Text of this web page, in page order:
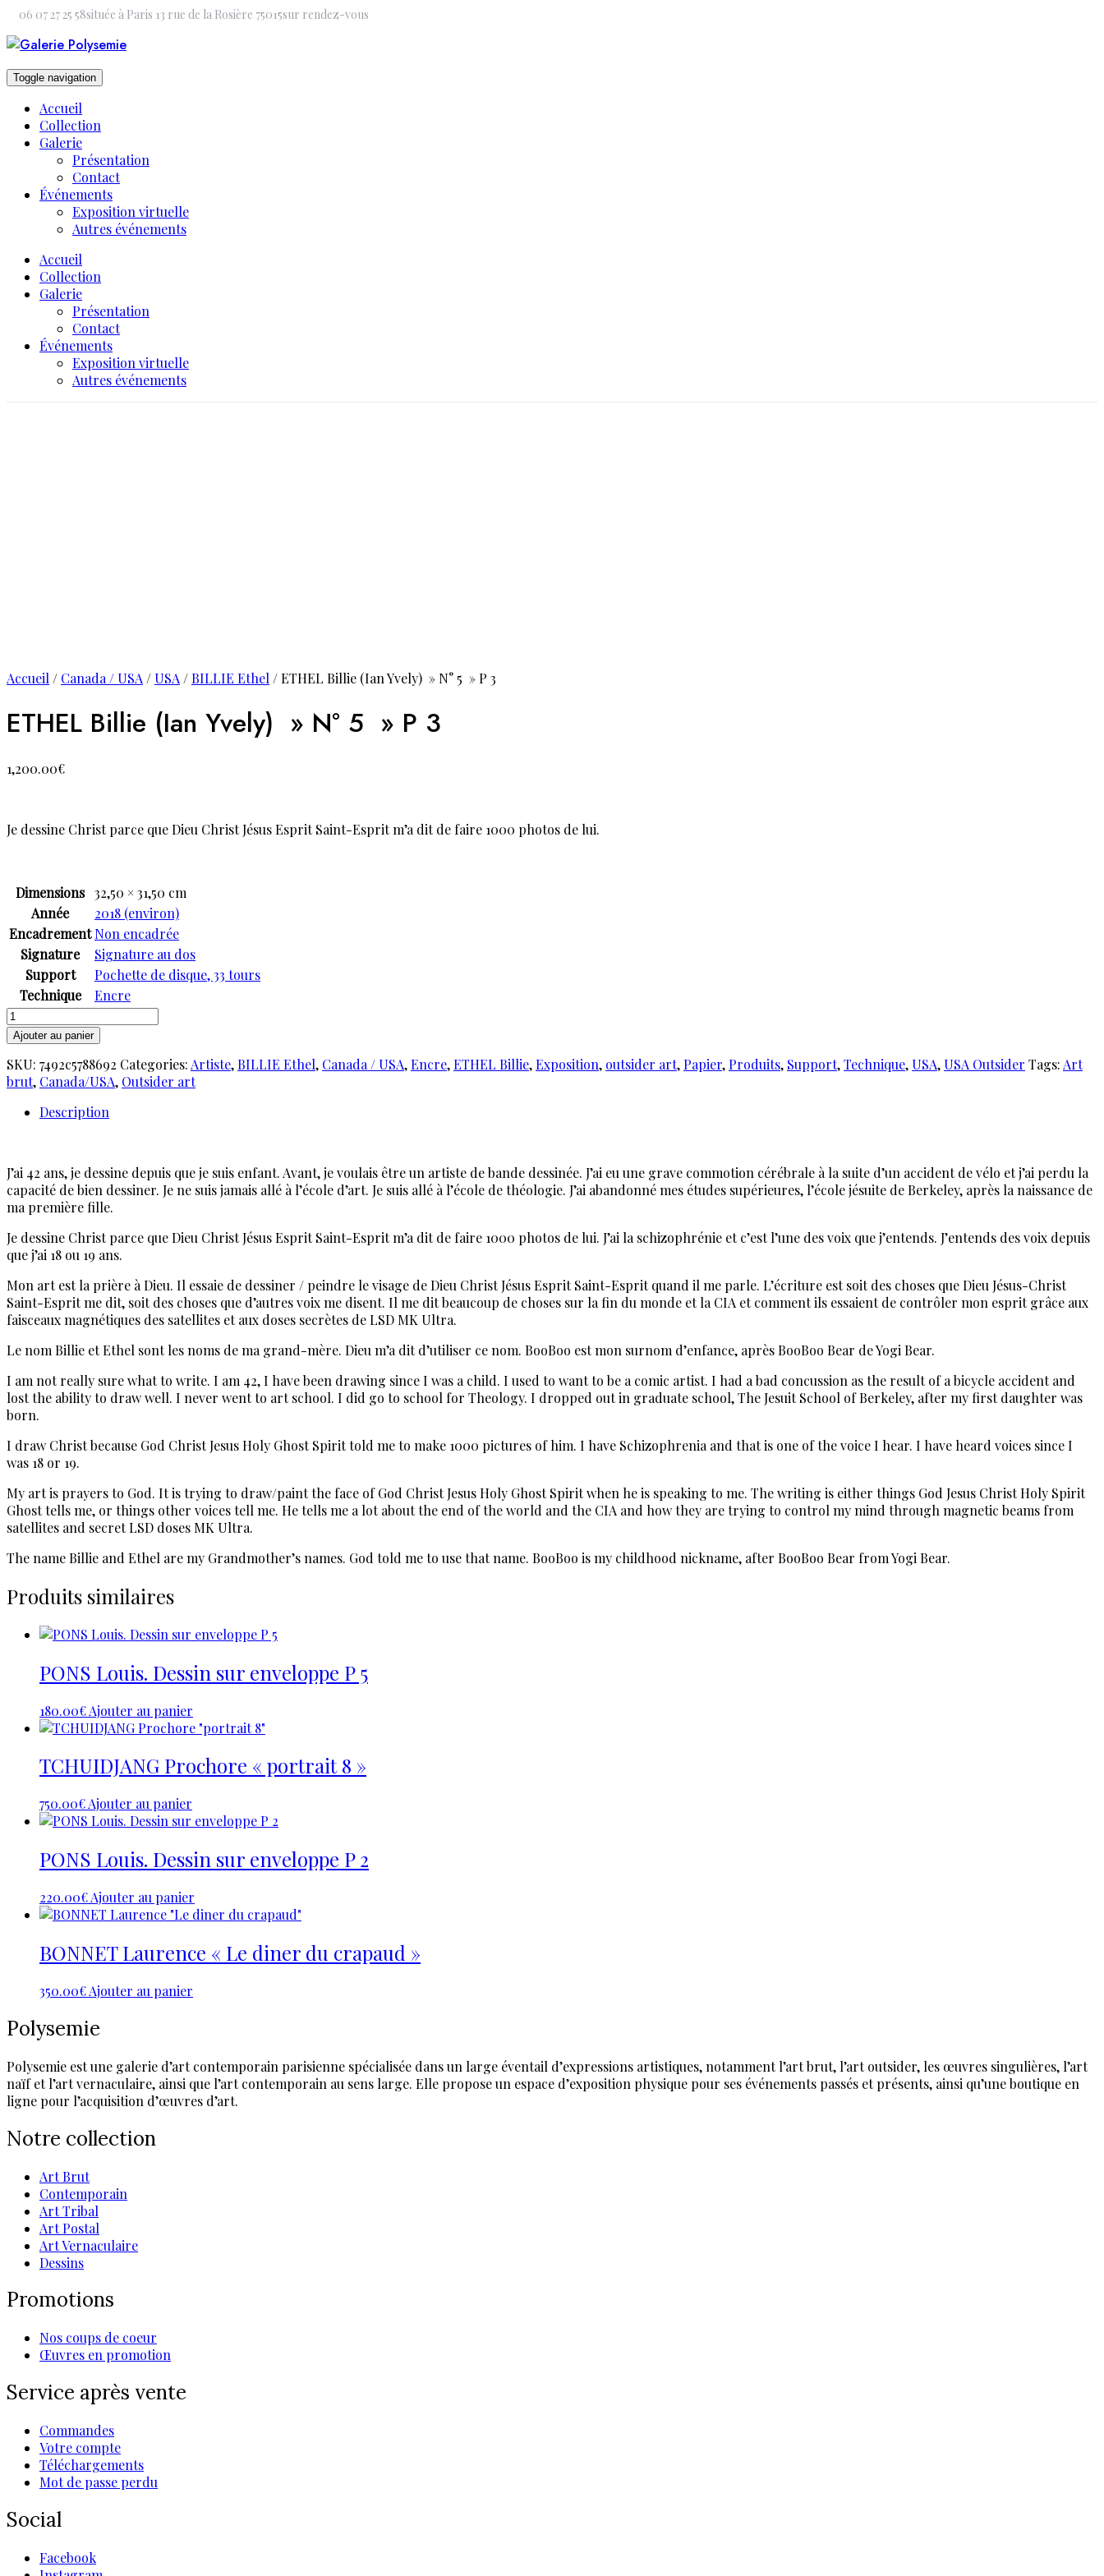
Skip
to
content
06 07 27 25 58située à Paris 13 rue de la Rosière 75015sur rendez-vous
Toggle navigation
Accueil
Collection
Galerie
Présentation
Contact
Événements
Exposition virtuelle
Autres événements
Accueil
Collection
Galerie
Présentation
Contact
Événements
Exposition virtuelle
Autres événements
Accueil / Canada / USA /USA /BILLIE Ethel / ETHEL Billie (Ian Yvely) » N° 5 » P 3
ETHEL Billie (Ian Yvely) » N° 5 » P 3
1,200.00€
Je dessine Christ parce que Dieu Christ Jésus Esprit Saint-Esprit m’a dit de faire 1000 photos de lui.
Dimensions 32,50 × 31,50 cm
Année
2018 (environ)
Encadrement Non encadrée
Signature
Signature au dos
Support
Pochette de disque, 33 tours
Technique
Encre
quantité
de
ETHEL
Billie
(Ian
"
P
3
Ajouter au panier
SKU: 7492c5788692 Categories: Artiste,BILLIE Ethel, Canada / USA,Encre,ETHEL Billie,Exposition, outsider art, Papier, Produits, Support,Technique,USA,USA Outsider Tags: Art
brut, Canada/USA, Outsider art
Description
J’ai 42 ans, je dessine depuis que je suis enfant. Avant, je voulais être un artiste de bande dessinée. J’ai eu une grave commotion cérébrale à la suite d’un accident de vélo et j’ai perdu la
capacité de bien dessiner. Je ne suis jamais allé à l’école d’art. Je suis allé à l’école de théologie. J’ai abandonné mes études supérieures, l’école jésuite de Berkeley, après la naissance de
ma première fille.
Je dessine Christ parce que Dieu Christ Jésus Esprit Saint-Esprit m’a dit de faire 1000 photos de lui. J’ai la schizophrénie et c’est l’une des voix que j’entends. J’entends des voix depuis
que j’ai 18 ou 19 ans.
Mon art est la prière à Dieu. Il essaie de dessiner / peindre le visage de Dieu Christ Jésus Esprit Saint-Esprit quand il me parle. L’écriture est soit des choses que Dieu Jésus-Christ
Saint-Esprit me dit, soit des choses que d’autres voix me disent. Il me dit beaucoup de choses sur la fin du monde et la CIA et comment ils essaient de contrôler mon esprit grâce aux
faisceaux magnétiques des satellites et aux doses secrètes de LSD MK Ultra.
Le nom Billie et Ethel sont les noms de ma grand-mère. Dieu m’a dit d’utiliser ce nom. BooBoo est mon surnom d’enfance, après BooBoo Bear de Yogi Bear.
I am not really sure what to write. I am 42, I have been drawing since I was a child. I used to want to be a comic artist. I had a bad concussion as the result of a bicycle accident and
lost the ability to draw well. I never went to art school. I did go to school for Theology. I dropped out in graduate school, The Jesuit School of Berkeley, after my first daughter was
born.
I draw Christ because God Christ Jesus Holy Ghost Spirit told me to make 1000 pictures of him. I have Schizophrenia and that is one of the voice I hear. I have heard voices since I
was 18 or 19.
My art is prayers to God. It is trying to draw/paint the face of God Christ Jesus Holy Ghost Spirit when he is speaking to me. The writing is either things God Jesus Christ Holy Spirit
Ghost tells me, or things other voices tell me. He tells me a lot about the end of the world and the CIA and how they are trying to control my mind through magnetic beams from
satellites and secret LSD doses MK Ultra.
The name Billie and Ethel are my Grandmother’s names. God told me to use that name. BooBoo is my childhood nickname, after BooBoo Bear from Yogi Bear.
Produits similaires
PONS Louis. Dessin sur enveloppe P 5
180.00€Ajouter au panier
TCHUIDJANG Prochore « portrait 8 »
750.00€Ajouter au panier
PONS Louis. Dessin sur enveloppe P 2
220.00€Ajouter au panier
BONNET Laurence « Le diner du crapaud »
350.00€Ajouter au panier
Polysemie
Polysemie est une galerie d’art contemporain parisienne spécialisée dans un large éventail d’expressions artistiques, notamment l’art brut, l’art outsider, les œuvres singulières, l’art
naïf et l’art vernaculaire, ainsi que l’art contemporain au sens large. Elle propose un espace d’exposition physique pour ses événements passés et présents, ainsi qu’une boutique en
ligne pour l’acquisition d’œuvres d’art.
Notre collection
Art Brut
Contemporain
Art Tribal
Art Postal
Art Vernaculaire
Dessins
Promotions
Nos coups de coeur
Œuvres en promotion
Service après vente
Commandes
Votre compte
Téléchargements
Mot de passe perdu
Social
Facebook